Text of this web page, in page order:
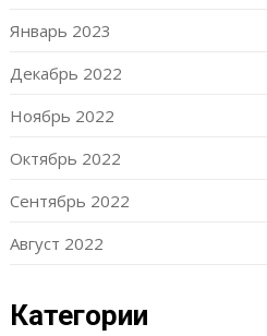
Январь 2023
Декабрь 2022
Ноябрь 2022
Октябрь 2022
Сентябрь 2022
Август 2022
Категории